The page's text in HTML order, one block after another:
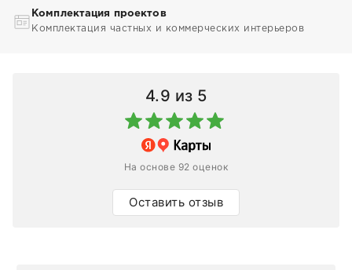
Комплектация проектов
Комплектация частных и коммерческих интерьеров
4.9 из 5
На основе 92 оценок
Оставить отзыв